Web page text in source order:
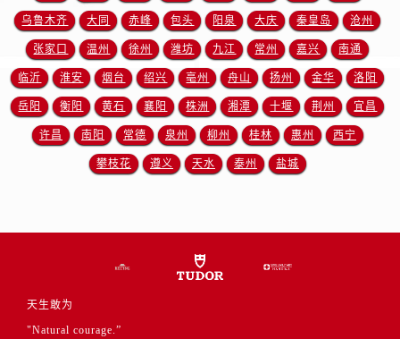
乌鲁木齐 大同 赤峰 包头 阳泉 大庆 秦皇岛 沧州
张家口 温州 徐州 潍坊 九江 常州 嘉兴 南通
临沂 淮安 烟台 绍兴 亳州 舟山 扬州 金华 洛阳
岳阳 衡阳 黄石 襄阳 株洲 湘潭 十堰 荆州 宜昌
许昌 南阳 常德 泉州 柳州 桂林 惠州 西宁
攀枝花 遵义 天水 泰州 盐城
天生敢为
"Natural courage.”